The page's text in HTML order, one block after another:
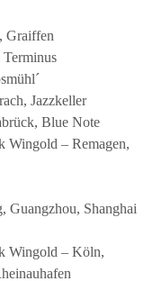
Graiffen
Jazzkeller
Blue Note
Wingold – Remagen,
Guangzhou, Shanghai
Wingold – Köln,